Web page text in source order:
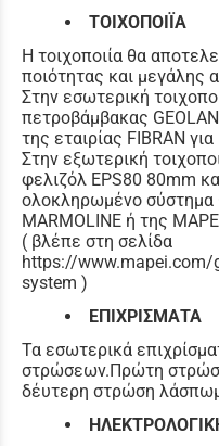
ΤΟΙΧΟΠΟΙΪΑ
Η τοιχοποιία θα
ποιότητας και μεγάλης
Στην εσωτερική
πετροβάμβακας
της εταιρίας FIBRAN
Στην εξωτερική
φελιζόλ EPS80 80mm
ολοκληρωμένο
MARMOLINE ή της
( βλέπε στη σελίδα
https://www.mapei.com/
system )
ΕΠΙΧΡΙΣΜΑΤΑ
Τα εσωτερικά
στρώσεων.Πρώτη
δέυτερη στρώση